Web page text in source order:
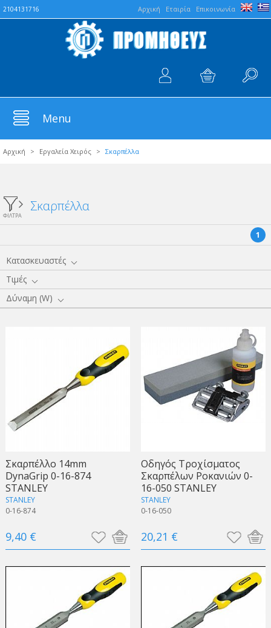
Aρχική Εταιρία Επικοινωνία
2104131716
Menu
Αρχική > Εργαλεία Χειρός > Σκαρπέλλα
ΦΙΛΤΡΑ
Σκαρπέλλα
1
Κατασκευαστές
Τιμές
Δύναμη (W)
Σκαρπέλλο 14mm
DynaGrip 0-16-874
STANLEY
STANLEY
0-16-874
9,40 €
Οδηγός Τροχίσματος
Σκαρπέλων Ροκανιών 0-
16-050 STANLEY
STANLEY
0-16-050
20,21 €